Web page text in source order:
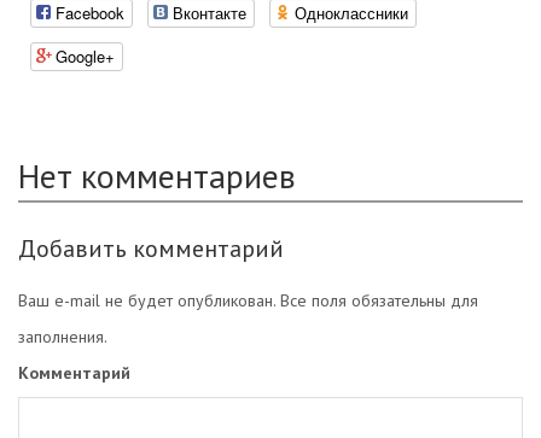
Facebook Вконтакте
Одноклассники
Google+
Нет комментариев
Добавить комментарий
Ваш e-mail не будет опубликован. Все поля обязательны для
заполнения.
Комментарий